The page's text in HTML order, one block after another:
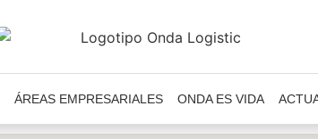
ÁREAS EMPRESARIALES ONDA ES VIDA